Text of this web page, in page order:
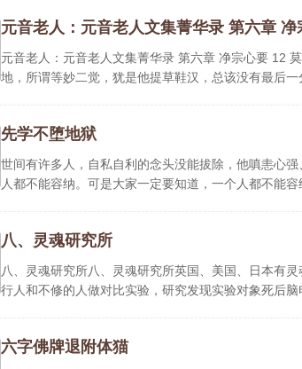
元音老人：元音老人文集菁华录 第六章
元音老人：元音老人文集菁华录 第六章 净宗心要 12
地，所谓等妙二觉，犹是他提草鞋汉，总该没有最后一
先学不堕地狱
世间有许多人，自私自利的念头没能拔除，他嗔恚心
人都不能容纳。可是大家一定要知道，一个人都不能容
八、灵魂研究所
八、灵魂研究所八、灵魂研究所英国、美国、日本有
行人和不修的人做对比实验，研究发现实验对象死后脑
六字佛牌退附体猫